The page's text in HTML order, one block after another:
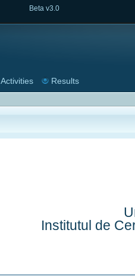
Beta v3.0
Activities Results
Institutul de